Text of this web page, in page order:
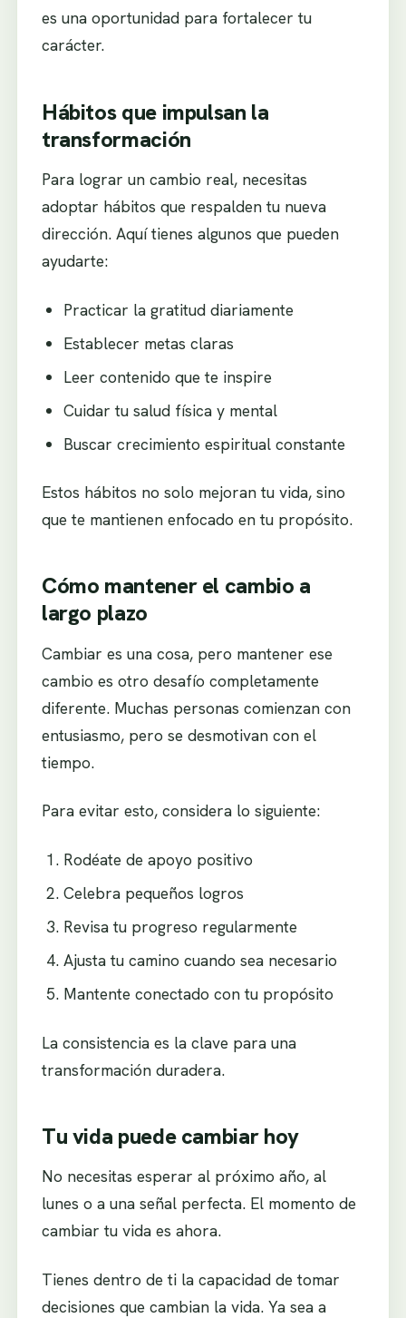
es una oportunidad para fortalecer tu
carácter.
Hábitos que impulsan la
transformación
Para lograr un cambio real, necesitas
adoptar hábitos que respalden tu nueva
dirección. Aquí tienes algunos que pueden
ayudarte:
Practicar la gratitud diariamente
Establecer metas claras
Leer contenido que te inspire
Cuidar tu salud física y mental
Buscar crecimiento espiritual constante
Estos hábitos no solo mejoran tu vida, sino
que te mantienen enfocado en tu propósito.
Cómo mantener el cambio a
largo plazo
Cambiar es una cosa, pero mantener ese
cambio es otro desafío completamente
diferente. Muchas personas comienzan con
entusiasmo, pero se desmotivan con el
tiempo.
Para evitar esto, considera lo siguiente:
Rodéate de apoyo positivo
Celebra pequeños logros
Revisa tu progreso regularmente
Ajusta tu camino cuando sea necesario
Mantente conectado con tu propósito
La consistencia es la clave para una
transformación duradera.
Tu vida puede cambiar hoy
No necesitas esperar al próximo año, al
lunes o a una señal perfecta. El momento de
cambiar tu vida es ahora.
Tienes dentro de ti la capacidad de tomar
decisiones que cambian la vida. Ya sea a